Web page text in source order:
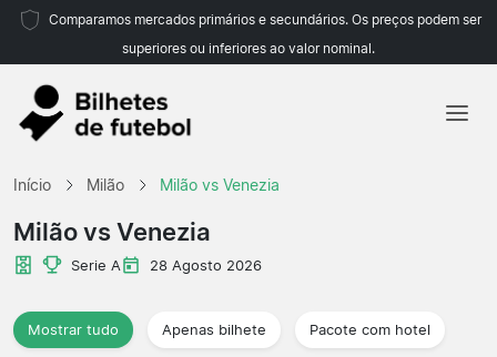
Comparamos mercados primários e secundários. Os preços podem ser
superiores ou inferiores ao valor nominal.
Início Milão Milão vs Venezia
Milão vs Venezia
Serie A 28 Agosto 2026
Mostrar tudo Apenas bilhete Pacote com hotel